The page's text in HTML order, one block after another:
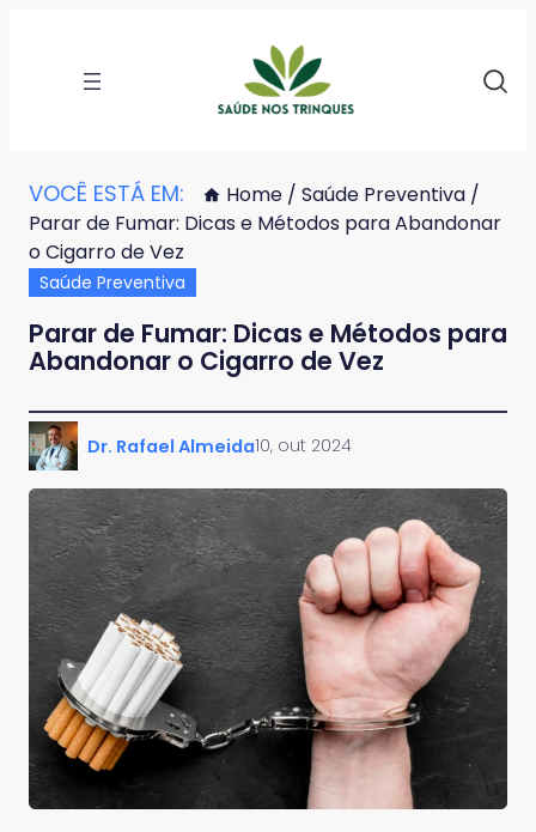
VOCÊ ESTÁ EM: Home / Saúde Preventiva /
Parar de Fumar: Dicas e Métodos para Abandonar
o Cigarro de Vez
Saúde Preventiva
Parar de Fumar: Dicas e Métodos para
Abandonar o Cigarro de Vez
Dr. Rafael Almeida10, out 2024